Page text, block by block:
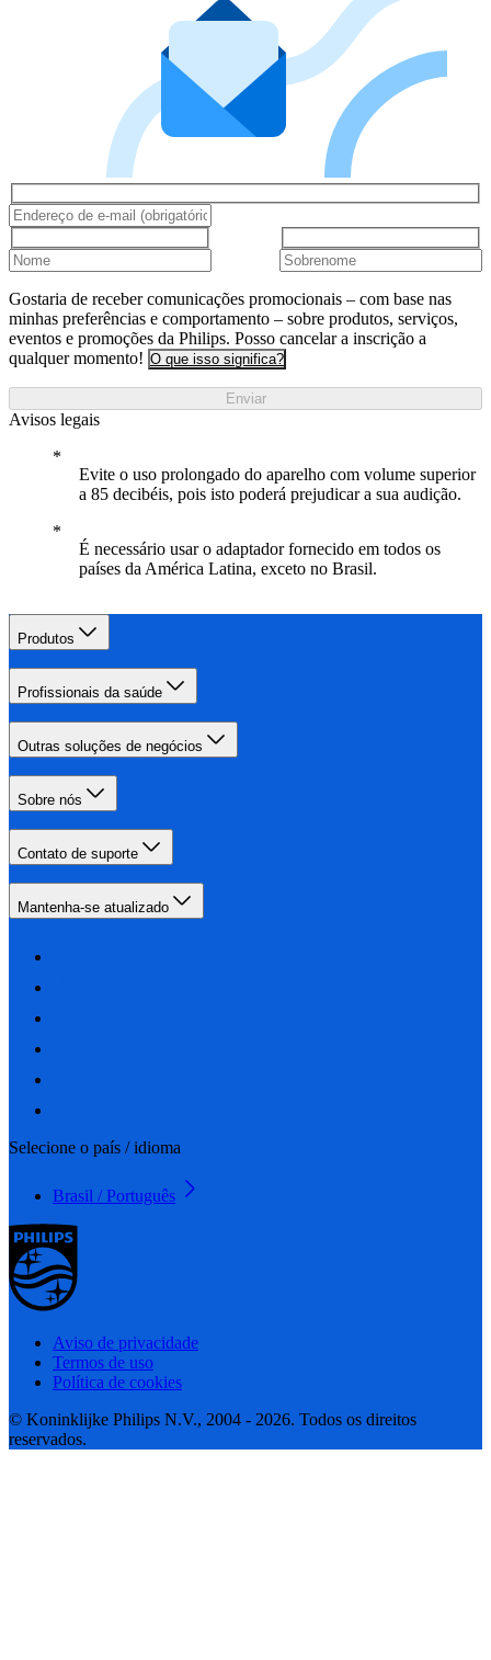
Gostaria de receber comunicações promocionais – com base nas
minhas preferências e comportamento – sobre produtos, serviços,
eventos e promoções da Philips. Posso cancelar a inscrição a
qualquer momento! O que isso significa?
Enviar
Avisos legais
Evite o uso prolongado do aparelho com volume superior
a 85 decibéis, pois isto poderá prejudicar a sua audição.
É necessário usar o adaptador fornecido em todos os
países da América Latina, exceto no Brasil.
Produtos
Profissionais da saúde
Outras soluções de negócios
Sobre nós
Contato de suporte
Mantenha-se atualizado
Selecione o país / idioma
Brasil / Português
Aviso de privacidade
Termos de uso
Política de cookies
© Koninklijke Philips N.V., 2004 - 2026. Todos os direitos
reservados.